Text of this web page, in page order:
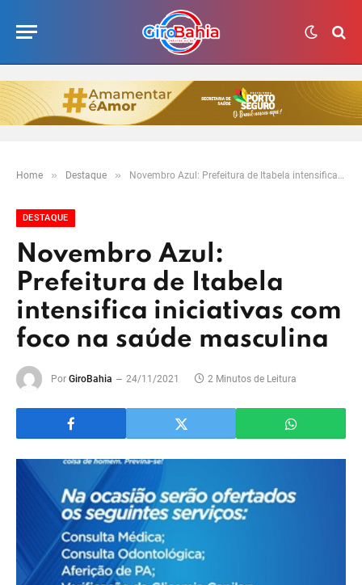
Home » Destaque » Novembro Azul: Prefeitura de Itabela intensifica iniciativas com foco na saúde masculina
DESTAQUE
Novembro Azul:
Prefeitura de Itabela
intensifica iniciativas com
foco na saúde masculina
Por GiroBahia 24/11/2021 2 Minutos de Leitura